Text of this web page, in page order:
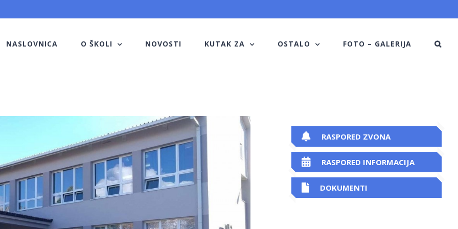
NASLOVNICA O ŠKOLI NOVOSTI KUTAK ZA OSTALO FOTO – GALERIJA
RASPORED ZVONA
RASPORED INFORMACIJA
DOKUMENTI